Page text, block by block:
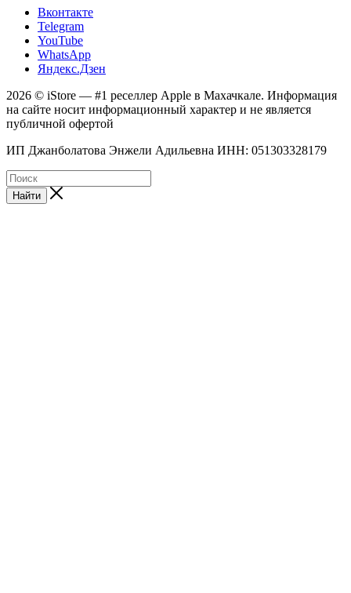
Вконтакте
Telegram
YouTube
WhatsApp
Яндекс.Дзен
2026 © iStore — #1 реселлер Apple в Махачкале. Информация
на сайте носит информационный характер и не является
публичной офертой
ИП Джанболатова Энжели Адильевна ИНН: 051303328179
Найти